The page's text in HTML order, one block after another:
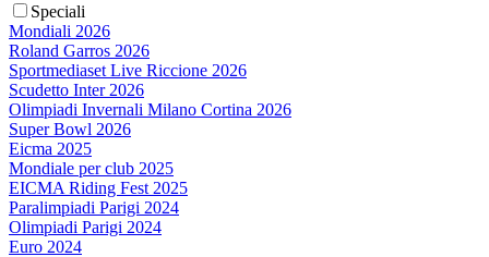
Speciali
Mondiali 2026
Roland Garros 2026
Sportmediaset Live Riccione 2026
Scudetto Inter 2026
Olimpiadi Invernali Milano Cortina 2026
Super Bowl 2026
Eicma 2025
Mondiale per club 2025
EICMA Riding Fest 2025
Paralimpiadi Parigi 2024
Olimpiadi Parigi 2024
Euro 2024